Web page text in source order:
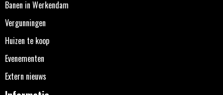
Banen in Werkendam
Vergunningen
Huizen te koop
Evenementen
Extern nieuws